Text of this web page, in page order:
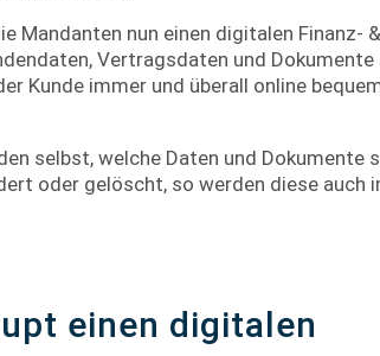
Mandanten nun einen digitalen Finanz- &
Vertragsdaten und Dokumente
Kunde immer und überall online
selbst, welche Daten und Dokumente
oder gelöscht, so werden diese auch
einen digitalen